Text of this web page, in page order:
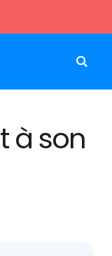
à son